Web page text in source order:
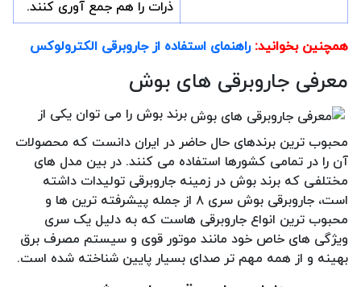
ذرات را هم جمع آوری کنند.
همچنین بخوانید: راهنمای استفاده از جاروبرقی الکترولوکس
معرفی جاروبرقی های بوش
برند بوش را می توان یکی از
محبوب ترین برندهای حال حاضر در ایران دانست که محصولات
آن را در تمامی کشورها استفاده می کنند. در بین مدل های
مختلفی که برند بوش در زمینه جاروبرقی تولیدات داشته
است، جاروبرقی بوش سری ۸ از جمله پیشرفته ترین ها و
محبوب ترین انواع جاروبرقی هاست که به دلیل یک سری
ویژگی های خاص خود مانند موتور قوی و سیستم مصرف برق
بهینه و از همه مهم تر صدای بسیار پایین شناخته شده است.